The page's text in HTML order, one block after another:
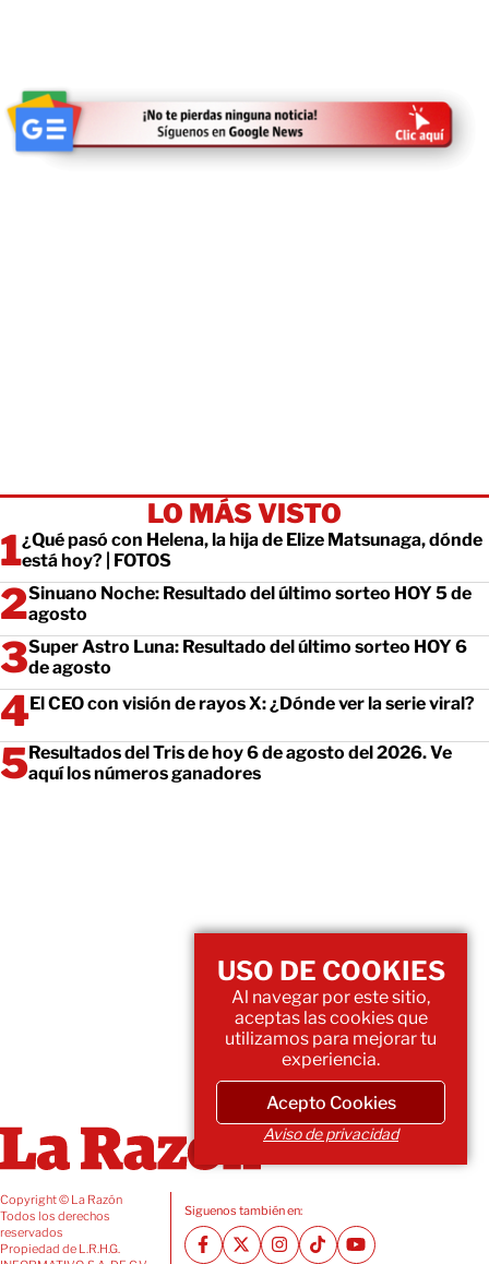
LO MÁS VISTO
¿Qué pasó con Helena, la hija de Elize Matsunaga, dónde
está hoy? | FOTOS
Sinuano Noche: Resultado del último sorteo HOY 5 de
agosto
Super Astro Luna: Resultado del último sorteo HOY 6
de agosto
El CEO con visión de rayos X: ¿Dónde ver la serie viral?
Resultados del Tris de hoy 6 de agosto del 2026. Ve
aquí los números ganadores
Copyright © La Razón
Todos los derechos
reservados
Propiedad de L.R.H.G.
Siguenos también en:
USO DE COOKIES
Al navegar por este sitio,
aceptas las cookies que
utilizamos para mejorar tu
experiencia.
Acepto Cookies
Aviso de privacidad